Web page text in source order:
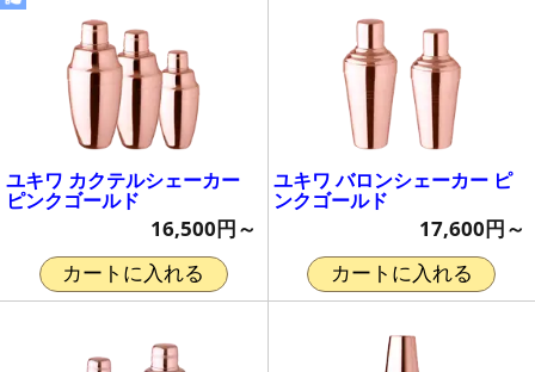
ユキワ カクテルシェーカー
ピンクゴールド
16,500円～
カートに入れる
ユキワ バロンシェーカー ピ
ンクゴールド
17,600円～
カートに入れる